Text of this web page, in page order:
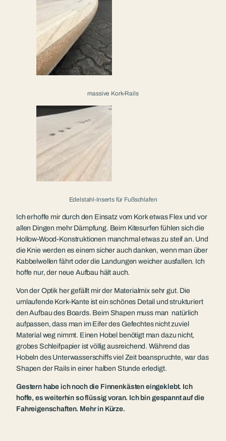
massive Kork-Rails
Edelstahl-Inserts für Fußschlafen
Ich erhoffe mir durch den Einsatz vom Kork etwas Flex und vor
allen Dingen mehr Dämpfung. Beim Kitesurfen fühlen sich die
Hollow-Wood-Konstruktionen manchmal etwas zu steif an. Und
die Knie werden es einem sicher auch danken, wenn man über
Kabbelwellen fährt oder die Landungen weicher ausfallen. Ich
hoffe nur, der neue Aufbau hält auch.
Von der Optik her gefällt mir der Materialmix sehr gut. Die
umlaufende Kork-Kante ist ein schönes Detail und strukturiert
den Aufbau des Boards. Beim Shapen muss man natürlich
aufpassen, dass man im Eifer des Gefechtes nicht zuviel
Material weg nimmt. Einen Hobel benötigt man dazu nicht,
grobes Schleifpapier ist völlig ausreichend. Während das
Hobeln des Unterwasserschiffs viel Zeit beanspruchte, war das
Shapen der Rails in einer halben Stunde erledigt.
Gestern habe ich noch die Finnenkästen eingeklebt. Ich
hoffe, es weiterhin so flüssig voran. Ich bin gespannt auf die
Fahreigenschaften. Mehr in Kürze.